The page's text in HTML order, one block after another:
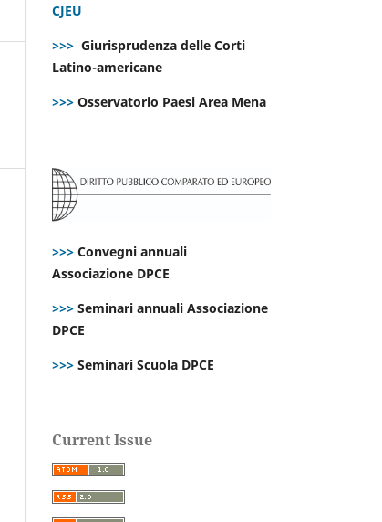
CJEU
>>> Giurisprudenza delle Corti
Latino-americane
>>> Osservatorio Paesi Area Mena
>>> Convegni annuali
Associazione DPCE
>>> Seminari annuali Associazione
DPCE
>>> Seminari Scuola DPCE
Current Issue